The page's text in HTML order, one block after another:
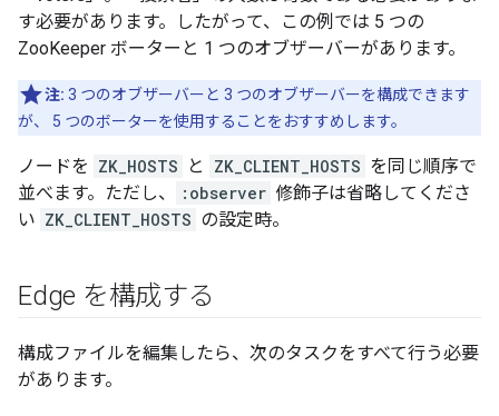
す必要があります。したがって、この例では 5 つの
ZooKeeper ボーターと 1 つのオブザーバーがあります。
注: 3 つのオブザーバーと 3 つのオブザーバーを構成できます
が、 5 つのボーターを使用することをおすすめします。
ノードを ZK_HOSTS と ZK_CLIENT_HOSTS を同じ順序で
並べます。ただし、
:observer 修飾子は省略してくださ
い ZK_CLIENT_HOSTS の設定時。
Edge を構成する
構成ファイルを編集したら、次のタスクをすべて行う必要
があります。